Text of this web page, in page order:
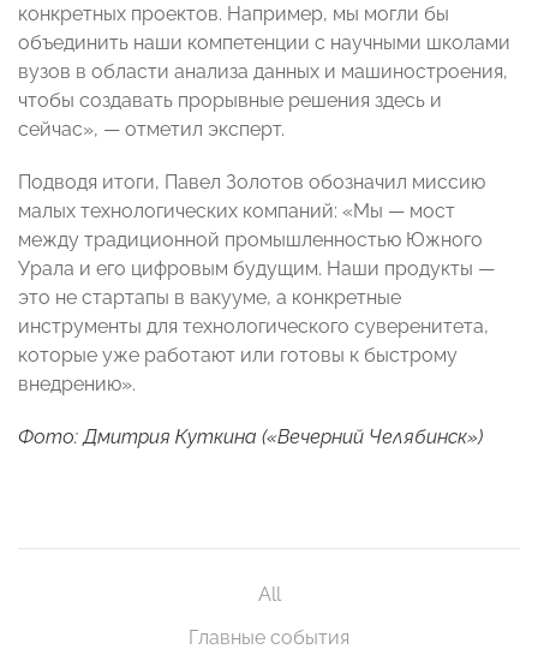
конкретных проектов. Например, мы могли бы
объединить наши компетенции с научными школами
вузов в области анализа данных и машиностроения,
чтобы создавать прорывные решения здесь и
сейчас», — отметил эксперт.
Подводя итоги, Павел Золотов обозначил миссию
малых технологических компаний: «Мы — мост
между традиционной промышленностью Южного
Урала и его цифровым будущим. Наши продукты —
это не стартапы в вакууме, а конкретные
инструменты для технологического суверенитета,
которые уже работают или готовы к быстрому
внедрению».
Фото: Дмитрия Куткина («Вечерний Челябинск»)
All
Главные события